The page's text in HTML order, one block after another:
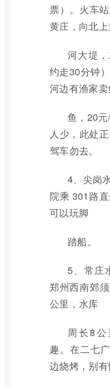
票）。火车
黄庄，向北
河大堤
约走30分钟
河边有渔家
鱼，20
人少，此处
驾车勿去。
4、尖岗
院乘 301路
可以玩脚
踏船。
5、常庄
郑州西南郊
公里，水库
周长8
趣。在二七
边烧烤，别有